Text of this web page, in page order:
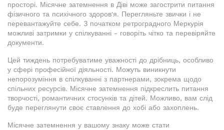
просторі. Місячне затемнення в Діві може загострити питання
фізичного та психічного здоров'я. Перегляньте звички і не
перевантажуйте себе. З початком ретроградного Меркурія
можливі затримки у спілкуванні - говоріть чітко та перевіряйте
документи.
Цей тиждень потребуватиме уважності до дрібниць, особливо
у сфері професійної діяльності. Можуть виникнути
непорозуміння в спілкуванні з партнерами, зокрема щодо
спільних ресурсів. Місячне затемнення підкреслить питання
творчості, романтичних стосунків та дітей. Можливо, вам слід
буде переглянути своє ставлення до хобі або захоплень.
Місячне затемнення у вашому знаку може стати